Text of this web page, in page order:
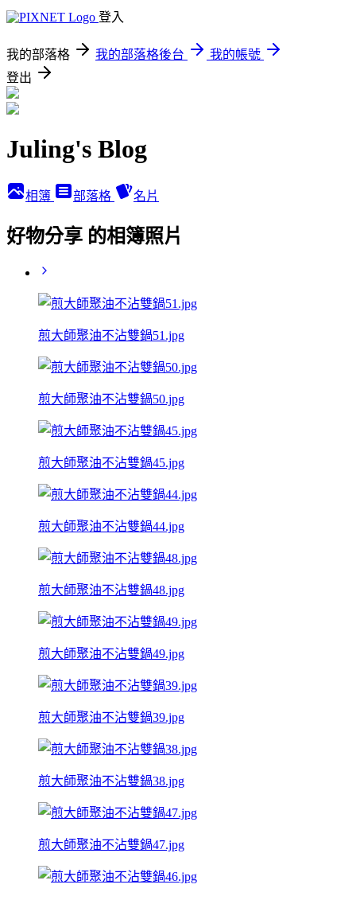
登入
我的部落格 我的部落格後台
我的帳號
登出
Juling's Blog
相簿 部落格 名片
好物分享 的相簿照片
煎大師聚油不沾雙鍋51.jpg
煎大師聚油不沾雙鍋50.jpg
煎大師聚油不沾雙鍋45.jpg
煎大師聚油不沾雙鍋44.jpg
煎大師聚油不沾雙鍋48.jpg
煎大師聚油不沾雙鍋49.jpg
煎大師聚油不沾雙鍋39.jpg
煎大師聚油不沾雙鍋38.jpg
煎大師聚油不沾雙鍋47.jpg